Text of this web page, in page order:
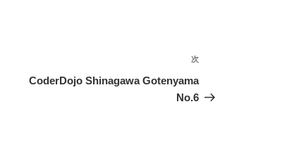
次
の
投
次
CoderDojo Shinagawa Gotenyama
No.6